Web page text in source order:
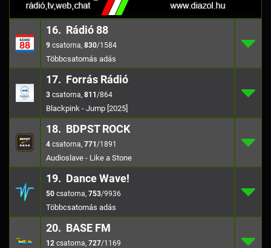
16.
16. Rádió 88
9 , 830/1584 830 /1584
17.
17. Forrás Rádió
3 , 811 /864
Blackpink - Jump [2025]
811 /864
18.
18. BDPST ROCK
4 , 771 /1891
Audioslave - Like a Stone
771 /1891
19.
19. Dance Wave!
50 , 753/9936
50
753 /9936
20.
20. BASE FM
12 , 727/1169
12
727 /1169